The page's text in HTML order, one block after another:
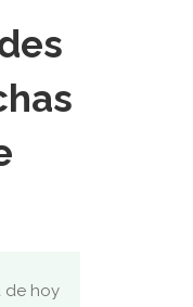
de hoy